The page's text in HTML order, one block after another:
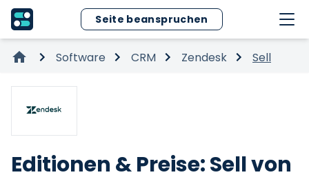
Seite beanspruchen
Software CRM Zendesk Sell
Editionen & Preise: Sell von